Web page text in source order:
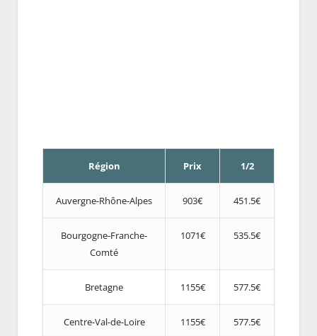
Région Prix 1/2
Auvergne-Rhône-Alpes 903€ 451.5€
Bourgogne-Franche-
Comté
1071€ 535.5€
Bretagne 1155€ 577.5€
Centre-Val-de-Loire 1155€ 577.5€